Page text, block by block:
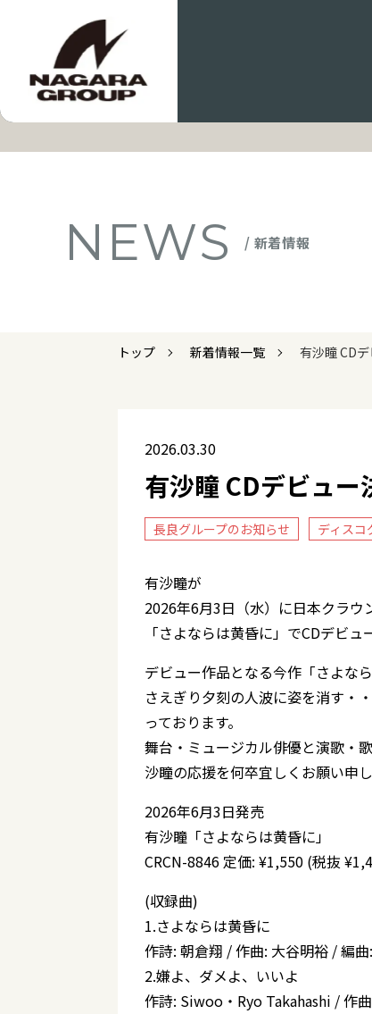
NEWS / 新着情報
トップ 新着情報一覧 有沙瞳 CD
2026.03.30
有沙瞳 CDデビュー
長良グループのお知らせ ディスコ
有沙瞳が
2026年6月3日（水）に日本クラウ
「さよならは黄昏に」でCDデビ
デビュー作品となる今作「さよな
さえぎり夕刻の人波に姿を消す・
っております。
舞台・ミュージカル俳優と演歌・
沙瞳の応援を何卒宜しくお願い申し
2026年6月3日発売
有沙瞳「さよならは黄昏に」
CRCN-8846 定価: ¥1,550 (税抜
(収録曲)
1.さよならは黄昏に
作詩: 朝倉翔 / 作曲: 大谷明裕 / 編
2.嫌よ、ダメよ、いいよ
作詩: Siwoo・Ryo Takahashi / 作